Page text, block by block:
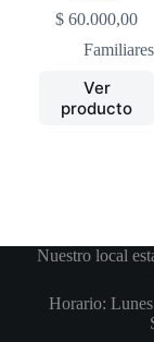
$ 60.000,00
Familiares
Ver
producto
Nuestro local
Horario: